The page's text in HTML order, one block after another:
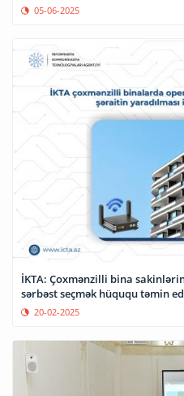
05-06-2025
İKTA: Çoxmənzilli bina
sərbəst seçmək hüququ təmin
20-02-2025